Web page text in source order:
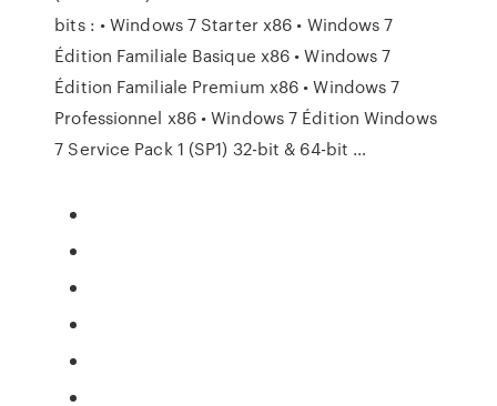
bits : • Windows 7 Starter x86 • Windows 7
Édition Familiale Basique x86 • Windows 7
Édition Familiale Premium x86 • Windows 7
Professionnel x86 • Windows 7 Édition Windows
7 Service Pack 1 (SP1) 32-bit & 64-bit …